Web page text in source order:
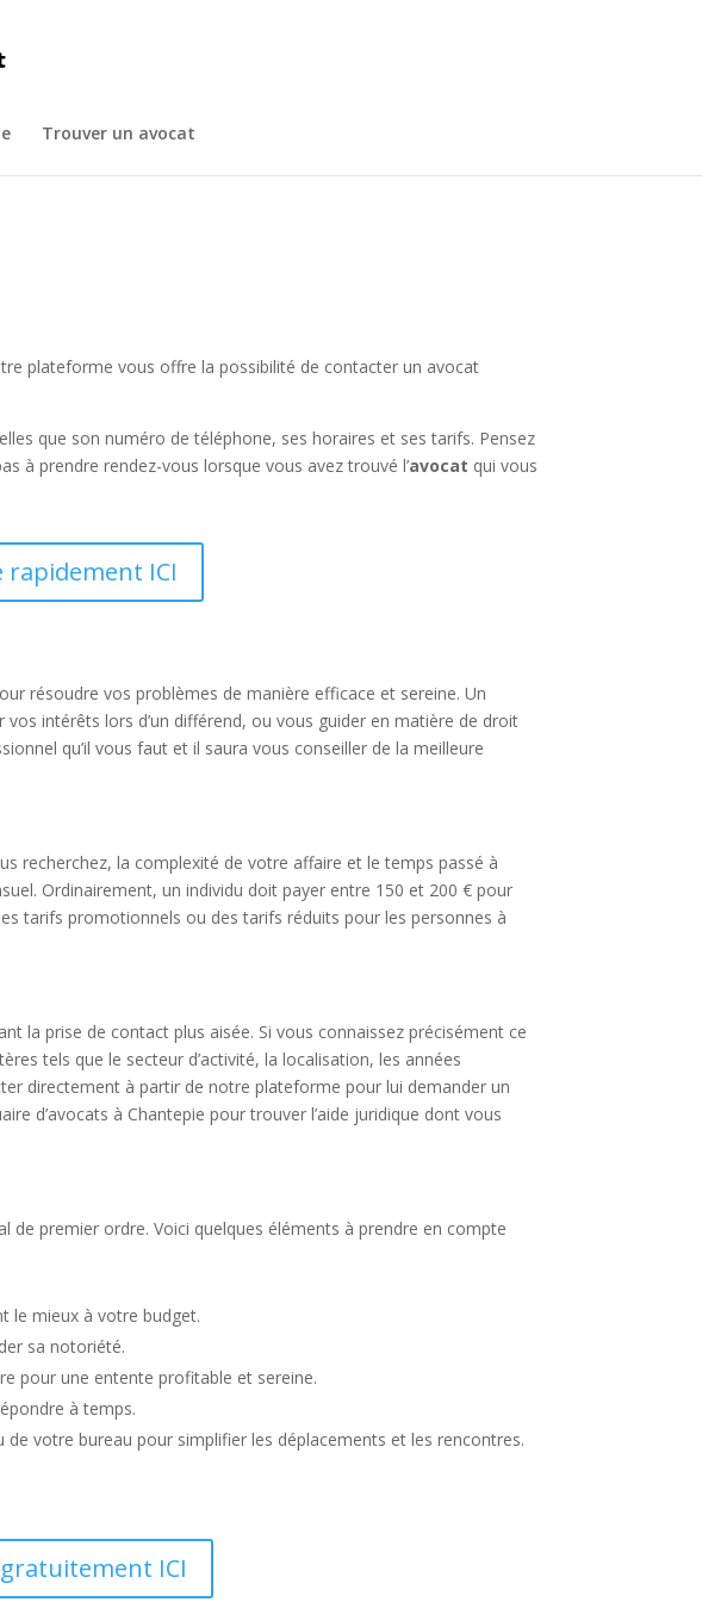
Trouver un avocat
plateforme vous offre la possibilité de contacter un avocat
que son numéro de téléphone, ses horaires et ses tarifs. Pensez
à prendre rendez-vous lorsque vous avez trouvé l’avocat qui vous
rapidement ICI
résoudre vos problèmes de manière efficace et sereine. Un
intérêts lors d’un différend, ou vous guider en matière de droit
qu’il vous faut et il saura vous conseiller de la meilleure
recherchez, la complexité de votre affaire et le temps passé à
Ordinairement, un individu doit payer entre 150 et 200 € pour
tarifs promotionnels ou des tarifs réduits pour les personnes à
la prise de contact plus aisée. Si vous connaissez précisément ce
tels que le secteur d’activité, la localisation, les années
directement à partir de notre plateforme pour lui demander un
d’avocats à Chantepie pour trouver l’aide juridique dont vous
premier ordre. Voici quelques éléments à prendre en compte
le mieux à votre budget.
sa notoriété.
pour une entente profitable et sereine.
à temps.
votre bureau pour simplifier les déplacements et les rencontres.
ICI